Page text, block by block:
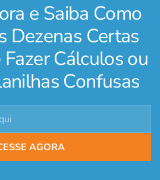
e Saiba Como
Dezenas Certas
Cálculos ou
Confusas
AGORA